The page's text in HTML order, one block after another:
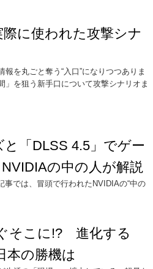
際に使われた攻撃シナ
を丸ごと奪う“入口”になりつつありま
を狙う新手口について攻撃シナリオま
と「DLSS 4.5」でゲー
の中の人が解説
では、冒頭で行われたNVIDIAの“中の
そこに!? 進化する
本の勝機は